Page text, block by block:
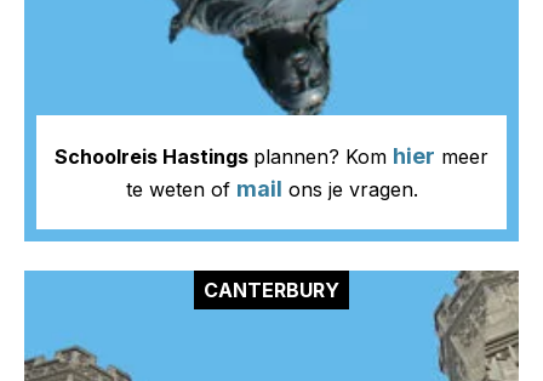
Schoolreis Hastings plannen? Kom hier meer
te weten of mail ons je vragen.
CANTERBURY